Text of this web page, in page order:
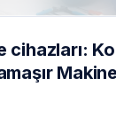
cihazları: